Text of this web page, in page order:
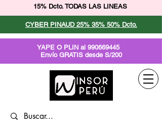
15% Dcto. TODAS LAS LINEAS
CYBER PINAUD 25% 35% 50% Dcto.
YAPE O PLIN al 990669445
Envío GRATIS desde S/200